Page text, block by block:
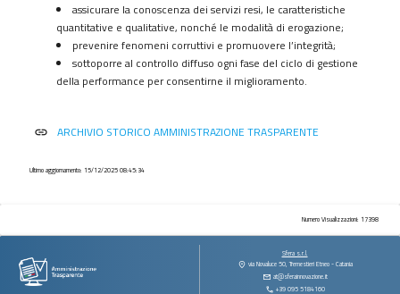
contratti
contributi
vantaggi
immobili
e
assicurare la conoscenza dei servizi resi, le caratteristiche
quantitative e qualitative, nonché le modalità di erogazione;
prevenire fenomeni corruttivi e promuovere l’integrità;
sottoporre al controllo diffuso ogni fase del ciclo di gestione
della performance per consentirne il miglioramento.
link ARCHIVIO STORICO AMMINISTRAZIONE TRASPARENTE
Ultimo aggiornamento: 15/12/2025 08:45:34
Numero Visualizzazioni: 17398
Sfera s.r.l.
via Novaluce 50, Tremestieri Etneo - Catania
at@sferainnovazione.it
+39 095 5184160